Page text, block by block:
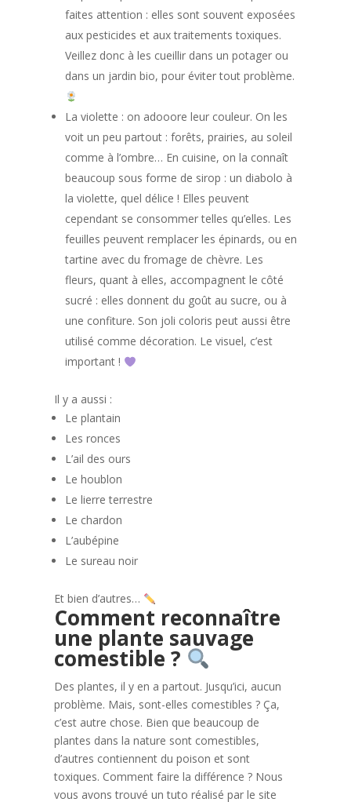
faites attention : elles sont souvent exposées
aux pesticides et aux traitements toxiques.
Veillez donc à les cueillir dans un potager ou
dans un jardin bio, pour éviter tout problème.
La violette : on adooore leur couleur. On les
voit un peu partout : forêts, prairies, au soleil
comme à l’ombre… En cuisine, on la connaît
beaucoup sous forme de sirop : un diabolo à
la violette, quel délice ! Elles peuvent
cependant se consommer telles qu’elles. Les
feuilles peuvent remplacer les épinards, ou en
tartine avec du fromage de chèvre. Les
fleurs, quant à elles, accompagnent le côté
sucré : elles donnent du goût au sucre, ou à
une confiture. Son joli coloris peut aussi être
utilisé comme décoration. Le visuel, c’est
important !
Il y a aussi :
Le plantain
Les ronces
L’ail des ours
Le houblon
Le lierre terrestre
Le chardon
L’aubépine
Le sureau noir
Et bien d’autres…
Comment reconnaître
une plante sauvage
comestible ?
Des plantes, il y en a partout. Jusqu’ici, aucun
problème. Mais, sont-elles comestibles ? Ça,
c’est autre chose. Bien que beaucoup de
plantes dans la nature sont comestibles,
d’autres contiennent du poison et sont
toxiques. Comment faire la différence ? Nous
vous avons trouvé un tuto réalisé par le site